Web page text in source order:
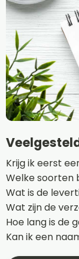
Krijg ik eerst
Welke soorten
Wat is de
Wat zijn de
Hoe lang is de
Kan ik een